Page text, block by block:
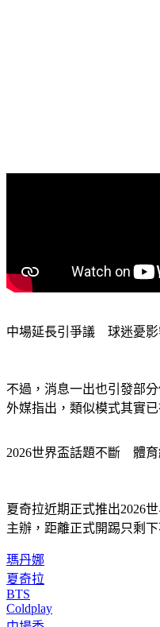
中場延長引爭議　球迷憂
不過，消息一出也引發部
外媒指出，類似模式其實
2026世界盃話題不斷　體
夏奇拉近期正式推出2026
主辦，距離正式開踢只剩
瑪丹娜
夏奇拉
BTS
Coldplay